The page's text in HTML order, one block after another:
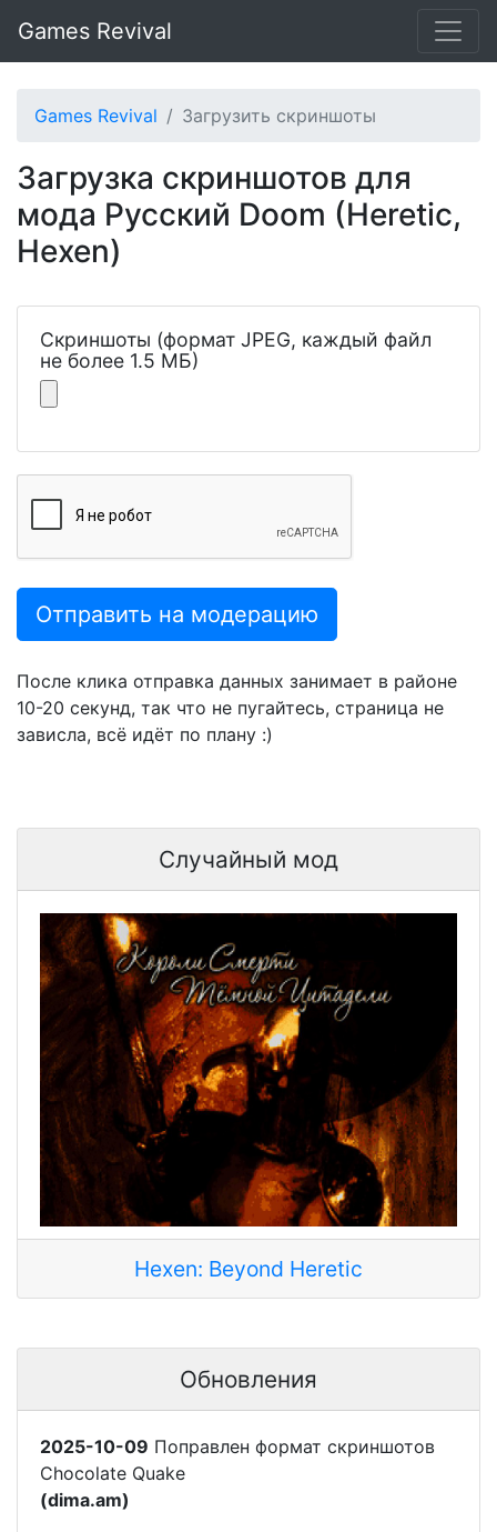
Games Revival
Games Revival Загрузить скриншоты
Загрузка скриншотов для
мода Русский Doom (Heretic,
Hexen)
Скриншоты (формат JPEG, каждый файл
не более 1.5 МБ)
Отправить на модерацию
После клика отправка данных занимает в районе
10-20 секунд, так что не пугайтесь, страница не
зависла, всё идёт по плану :)
Случайный мод
Hexen: Beyond Heretic
Обновления
2025-10-09 Поправлен формат скриншотов
Chocolate Quake
(dima.am)